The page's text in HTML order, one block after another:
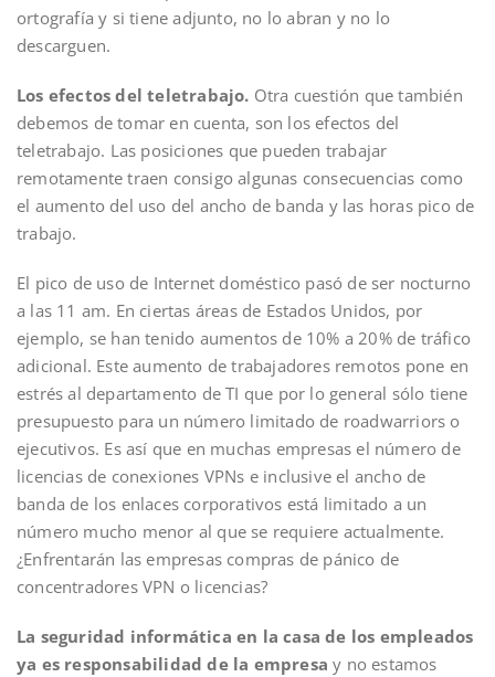
ortografía y si tiene adjunto, no lo abran y no lo
descarguen.
Los efectos del teletrabajo. Otra cuestión que también
debemos de tomar en cuenta, son los efectos del
teletrabajo. Las posiciones que pueden trabajar
remotamente traen consigo algunas consecuencias como
el aumento del uso del ancho de banda y las horas pico de
trabajo.
El pico de uso de Internet doméstico pasó de ser nocturno
a las 11 am. En ciertas áreas de Estados Unidos, por
ejemplo, se han tenido aumentos de 10% a 20% de tráfico
adicional. Este aumento de trabajadores remotos pone en
estrés al departamento de TI que por lo general sólo tiene
presupuesto para un número limitado de roadwarriors o
ejecutivos. Es así que en muchas empresas el número de
licencias de conexiones VPNs e inclusive el ancho de
banda de los enlaces corporativos está limitado a un
número mucho menor al que se requiere actualmente.
¿Enfrentarán las empresas compras de pánico de
concentradores VPN o licencias?
La seguridad informática en la casa de los empleados
ya es responsabilidad de la empresa y no estamos